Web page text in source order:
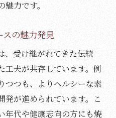
力です。
の魅力発見
、受け継がれてきた伝統
工夫が共存しています。例
つつも、よりヘルシーな素
発が進められています。こ
年代や健康志向の方にも焼